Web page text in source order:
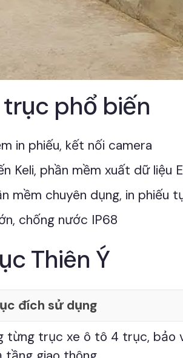
phổ biến
in phiếu, kết nối camera
Keli, phần mềm xuất dữ liệu
mềm chuyên dụng, in phiếu
chống nước IP68
Thiên Ý
đích sử dụng
từng trục xe ô tô 4 trục, bảo